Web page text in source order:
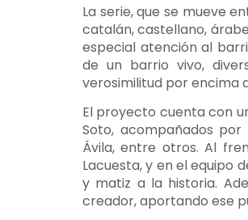
La serie, que se mueve
catalán, castellano,
especial atención al
de un barrio vivo,
verosimilitud por encima
El proyecto cuenta con
Soto, acompañados por
Ávila, entre otros. Al
Lacuesta, y en el equipo
y matiz a la historia.
creador, aportando ese